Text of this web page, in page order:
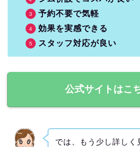
予約不要で気軽
効果を実感できる
スタッフ対応が良い
公式サイトはこ
では、もう少し詳しく